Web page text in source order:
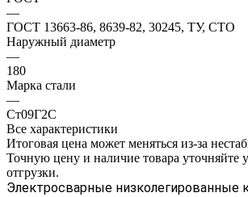
—
ГОСТ 13663-86, 8639-82, 30245, ТУ, СТО
Наружный диаметр
—
180
Марка стали
—
Ст09Г2С
Все характеристики
Итоговая цена может меняться из-за
Точную цену и наличие товара уточняйте
отгрузки.
Электросварные низколегированные